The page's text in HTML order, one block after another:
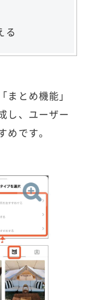
る
とめ機能」
し、ユーザー
です。